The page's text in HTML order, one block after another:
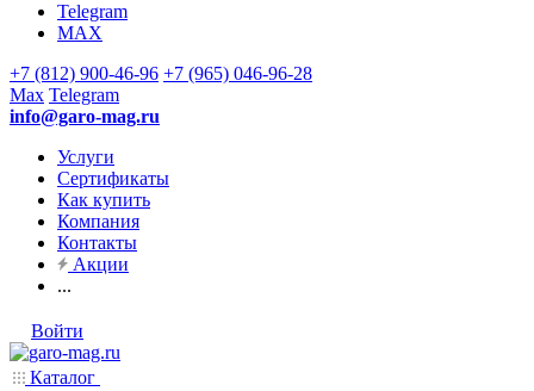
Telegram
MAX
+7 (812) 900-46-96 +7 (965) 046-96-28
Max Telegram
info@garo-mag.ru
Услуги
Сертификаты
Как купить
Компания
Контакты
Акции
...
Войти
Каталог